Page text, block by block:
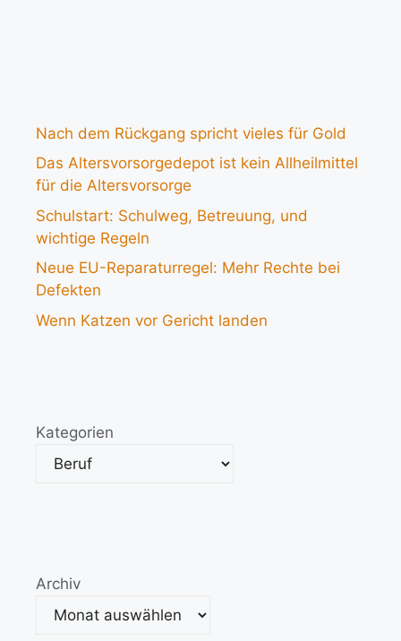
Nach dem Rückgang spricht vieles für Gold
Das Altersvorsorgedepot ist kein Allheilmittel
für die Altersvorsorge
Schulstart: Schulweg, Betreuung, und
wichtige Regeln
Neue EU-Reparaturregel: Mehr Rechte bei
Defekten
Wenn Katzen vor Gericht landen
Kategorien
Archiv